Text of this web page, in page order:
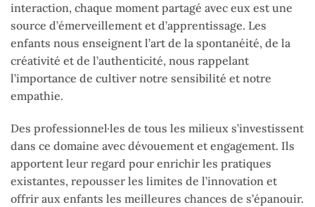
interaction, chaque moment partagé avec eux est une
source d’émerveillement et d’apprentissage. Les
enfants nous enseignent l’art de la spontanéité, de la
créativité et de l’authenticité, nous rappelant
l’importance de cultiver notre sensibilité et notre
empathie.
Des professionnel·les de tous les milieux s’investissent
dans ce domaine avec dévouement et engagement. Ils
apportent leur regard pour enrichir les pratiques
existantes, repousser les limites de l’innovation et
offrir aux enfants les meilleures chances de s’épanouir.